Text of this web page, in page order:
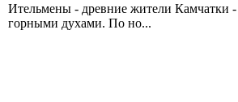
Ительмены - древние жители Камчатки
горными духами. По но...